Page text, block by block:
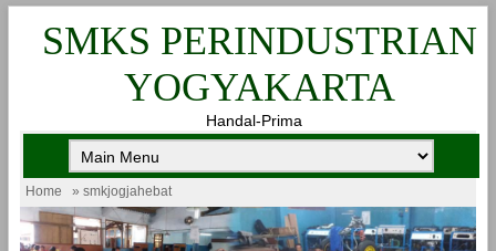
SMKS PERINDUSTRIAN
YOGYAKARTA
Handal-Prima
Home » smkjogjahebat